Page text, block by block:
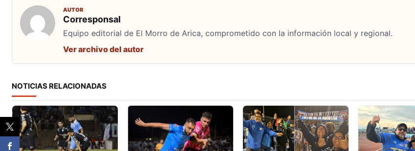
AUTOR
Corresponsal
Equipo editorial de El Morro de Arica, comprometido con la información local y regional.
Ver archivo del autor
NOTICIAS RELACIONADAS